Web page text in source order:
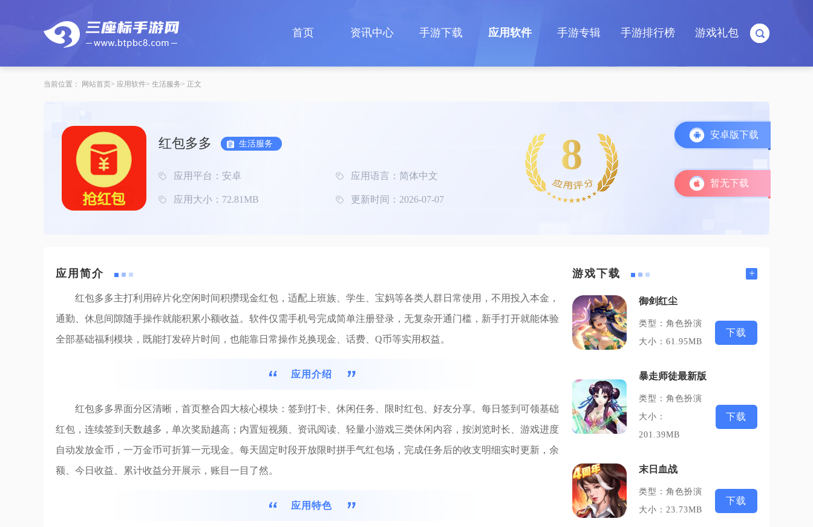
首页 资讯中心 手游下载 应用软件 手游专辑 手游排行榜 游戏礼包
当前位置： 网站首页 应用软件 生活服务 正文
红包多多 生活服务
应用平台：安卓 应用语言：简体中文
应用大小：72.81MB 更新时间：2026-07-07
8 安卓版下载
暂无下载
应用简介
红包多多主打利用碎片化空闲时间积攒现金红包，适配上班族、学生、宝妈等各类人群日常使用，不用投入本金，
通勤、休息间隙随手操作就能积累小额收益。软件仅需手机号完成简单注册登录，无复杂开通门槛，新手打开就能体验
全部基础福利模块，既能打发碎片时间，也能靠日常操作兑换现金、话费、Q币等实用权益。
应用介绍
红包多多界面分区清晰，首页整合四大核心模块：签到打卡、休闲任务、限时红包、好友分享。每日签到可领基础
红包，连续签到天数越多，单次奖励越高；内置短视频、资讯阅读、轻量小游戏三类休闲内容，按浏览时长、游戏进度
自动发放金币，一万金币可折算一元现金。每天固定时段开放限时拼手气红包场，完成任务后的收支明细实时更新，余
额、今日收益、累计收益分开展示，账目一目了然。
应用特色
游戏下载 +
御剑红尘
类型：角色扮演
大小：61.95MB
下载
暴走师徒最新版
类型：角色扮演
大小：
201.39MB
下载
末日血战
类型：角色扮演
大小：23.73MB
下载